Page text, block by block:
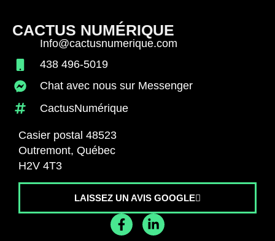
CACTUS NUMÉRIQUE
Info@cactusnumerique.com
438 496-5019
Chat avec nous sur Messenger
CactusNumérique
Casier postal 48523
Outremont, Québec
H2V 4T3
LAISSEZ UN AVIS GOOGLE